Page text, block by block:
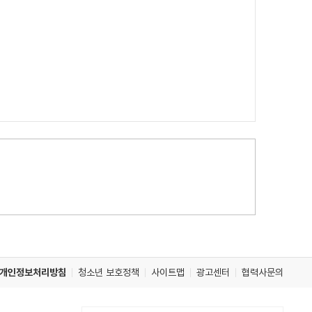
개인정보처리방침 청소년 보호정책 사이트맵 광고센터 협력사문의